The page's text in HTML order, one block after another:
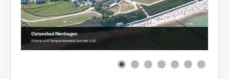
Ostseebad Nienhagen
Strand und Gespensterwald aus der Luft